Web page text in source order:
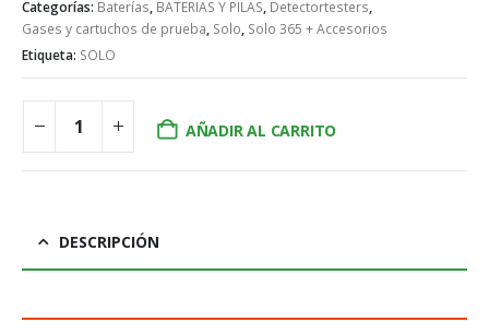
Categorías: Baterías, BATERIAS Y PILAS, Detectortesters,
Gases y cartuchos de prueba, Solo, Solo 365 + Accesorios
Etiqueta: SOLO
AÑADIR AL CARRITO
DESCRIPCIÓN